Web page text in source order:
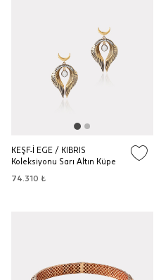
KEŞF-İ EGE / KIBRIS
Koleksiyonu Sarı Altın Küpe
74.310 ₺